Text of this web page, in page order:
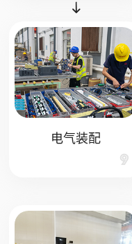
电气装配
9